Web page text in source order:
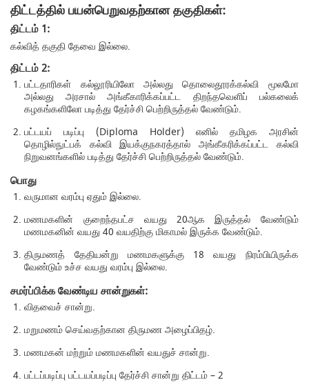
திட்டத்தில் பயன்பெறுவதற்கான தகுதிகள்:
திட்டம் 1:
கல்வித் தகுதி தேவை இல்லை.
திட்டம் 2:
பட்டதாரிகள் கல்லூரியிலோ அல்லது தொலைதூரக்கல்வி மூலமோ
அல்லது அரசால் அங்கீகாரிக்கப்பட்ட திறந்தவெளிப் பல்கலைக்
கழகங்களிலோ படித்து தேர்ச்சி பெற்றிருத்தல் வேண்டும்.
பட்டயப் படிப்பு (Diploma Holder) எனில் தமிழக அரசின்
தொழில்நுட்பக் கல்வி இயக்குநகரத்தால் அங்கீகரிக்கப்பட்ட கல்வி
நிறுவனங்களில் படித்து தேர்ச்சி பெற்றிருத்தல் வேண்டும்.
பொது
வருமான வரம்பு ஏதும் இல்லை.
மணமகளின் குறைந்தபட்ச வயது 20ஆக இருத்தல் வேண்டும்
மணமகனின் வயது 40 வயதிற்கு மிகாமல் இருக்க வேண்டும்.
திருமணத் தேதியன்று மணமகளுக்கு 18 வயது நிரம்பியிருக்க
வேண்டும் உச்ச வயது வரம்பு இல்லை.
சமர்ப்பிக்க வேண்டிய சான்றுகள்:
விதவைச் சான்று.
மறுமணம் செய்வதற்கான திருமண அழைப்பிதழ்.
மணமகன் மற்றும் மணமகளின் வயதுச் சான்று.
பட்டப்படிப்பு பட்டயப்படிப்பு தேர்ச்சி சான்று திட்டம் – 2